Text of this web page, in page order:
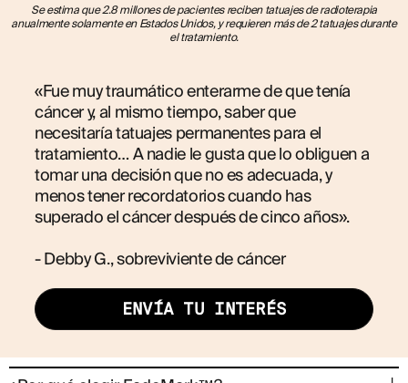
Se estima que 2.8 millones de pacientes reciben tatuajes de radioterapia
anualmente solamente en Estados Unidos, y requieren más de 2 tatuajes durante
el tratamiento.
«Fue muy traumático enterarme de que tenía
cáncer y, al mismo tiempo, saber que
necesitaría tatuajes permanentes para el
tratamiento… A nadie le gusta que lo obliguen a
tomar una decisión que no es adecuada, y
menos tener recordatorios cuando has
superado el cáncer después de cinco años».
- Debby G., sobreviviente de cáncer
ENVÍA TU INTERÉS